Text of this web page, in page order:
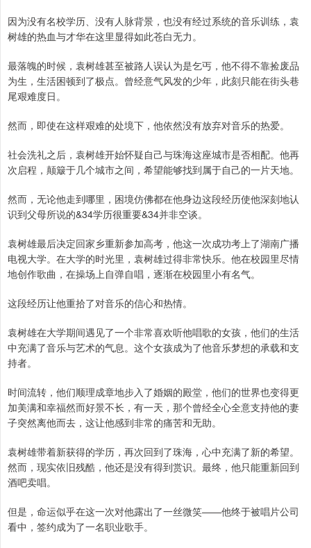
因为没有名校学历、没有人脉背景，也没有经过系统的音乐训练，袁
树雄的热血与才华在这里显得如此苍白无力。
最落魄的时候，袁树雄甚至被路人误认为是乞丐，他不得不靠捡废品
为生，生活困顿到了极点。曾经意气风发的少年，此刻只能在街头巷
尾艰难度日。
然而，即使在这样艰难的处境下，他依然没有放弃对音乐的热爱。
社会洗礼之后，袁树雄开始怀疑自己与珠海这座城市是否相配。他再
次启程，颠簸于几个城市之间，希望能够找到属于自己的一片天地。
然而，无论他走到哪里，困境仿佛都在他身边这段经历使他深刻地认
识到父母所说的&34学历很重要&34并非空谈。
袁树雄最后决定回家乡重新参加高考，他这一次成功考上了湖南广播
电视大学。在大学的时光里，袁树雄过得非常快乐。他在校园里尽情
地创作歌曲，在操场上自弹自唱，逐渐在校园里小有名气。
这段经历让他重拾了对音乐的信心和热情。
袁树雄在大学期间遇见了一个非常喜欢听他唱歌的女孩，他们的生活
中充满了音乐与艺术的气息。这个女孩成为了他音乐梦想的承载和支
持者。
时间流转，他们顺理成章地步入了婚姻的殿堂，他们的世界也变得更
加美满和幸福然而好景不长，有一天，那个曾经全心全意支持他的妻
子突然离他而去，这让他感到非常的痛苦和无助。
袁树雄带着新获得的学历，再次回到了珠海，心中充满了新的希望。
然而，现实依旧残酷，他还是没有得到赏识。最终，他只能重新回到
酒吧卖唱。
但是，命运似乎在这一次对他露出了一丝微笑——他终于被唱片公司
看中，签约成为了一名职业歌手。